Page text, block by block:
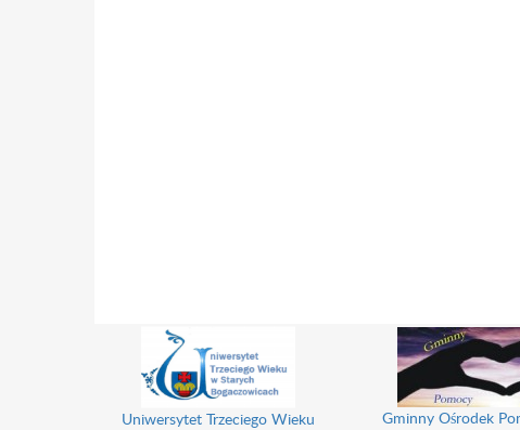
Uniwersytet Trzeciego Wieku Gminny Ośrodek